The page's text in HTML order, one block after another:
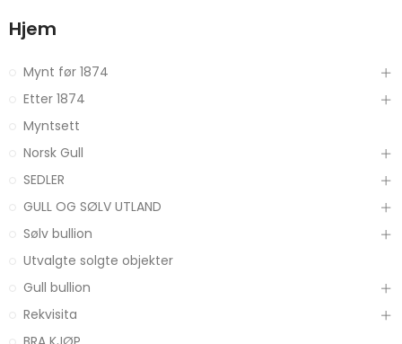
Hjem
Mynt før 1874
Etter 1874
Myntsett
Norsk Gull
SEDLER
GULL OG SØLV UTLAND
Sølv bullion
Utvalgte solgte objekter
Gull bullion
Rekvisita